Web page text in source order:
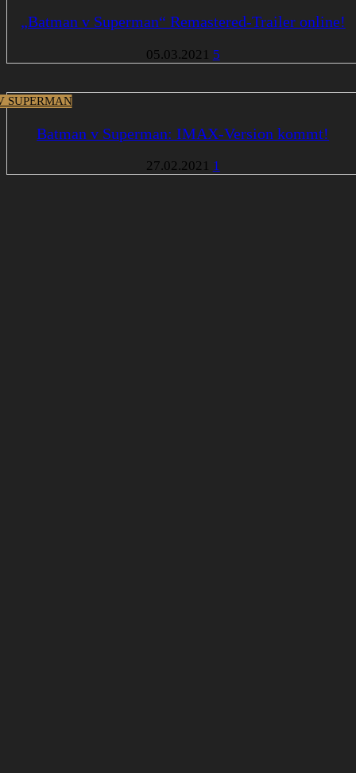
„Batman v Superman“ Remastered-Trailer online!
05.03.2021 5
SUPERMAN
Batman v Superman: IMAX-Version kommt!
27.02.2021 1